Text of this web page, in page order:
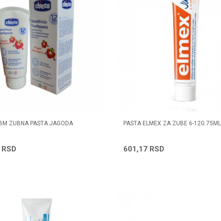
ZUBNA PASTA JAGODA
RSD
PASTA ELMEX ZA ZUBE 6-12G 75ML
601,17 RSD